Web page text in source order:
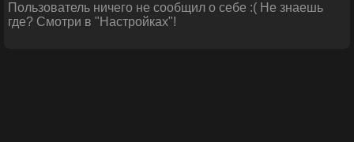
Пользователь ничего не сообщил о себе :( Не знаешь
где? Смотри в "Настройках"!